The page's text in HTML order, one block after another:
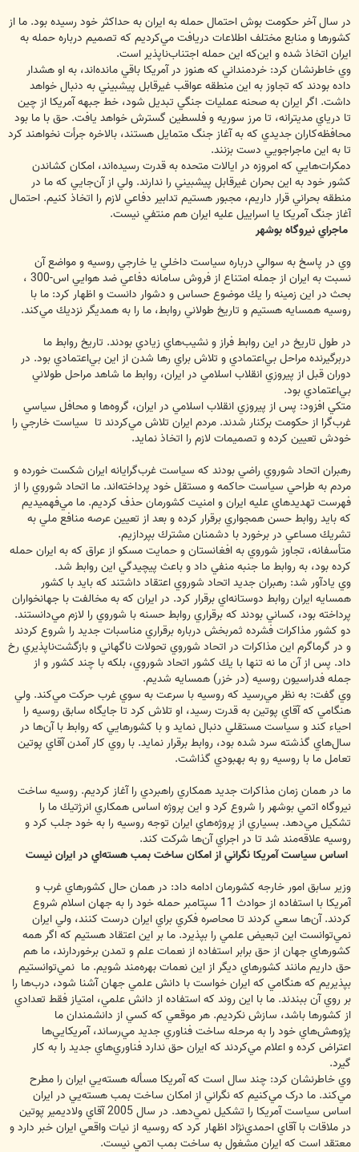
‌در ‌سال آخر حكومت ‌بوش ‌احتمال ‌حمله ‌به ‌ايران ‌به حداکثر ‌خود رسيده ‌بود. ‌ما ‌از
‌كشورها ‌و ‌منابع ‌مختلف ‌اطلاعات ‌دريافت ‌مي‌كرديم ‌كه ‌تصميم ‌درباره ‌حمله ‌به
‌ايران ‌اتخاذ ‌شده ‌و ‌اين‌كه ‌اين ‌حمله اجتناب‌ناپذير است.
وي خاطرنشان كرد: ‌خردمنداني ‌كه ‌هنوز ‌در ‌آمريكا ‌باقي ‌مانده‌اند، ‌به ‌او ‌هشدار
‌داده ‌بودند ‌كه ‌تجاوز ‌به ‌اين ‌منطقه ‌عواقب ‌غيرقابل ‌پيشبيني ‌به دنبال خواهد
‌داشت. ‌اگر ‌ايران ‌به ‌صحنه ‌عمليات ‌جنگي ‌تبديل ‌شود، ‌خط ‌جبهه ‌آمريكا ‌از ‌چين
‌تا ‌درياي ‌مديترانه، ‌تا ‌مرز ‌سوريه ‌و ‌فلسطين ‌گسترش ‌خواهد ‌يافت. ‌حق ‌با ‌ما ‌بود ‌
‌محافظه‌كاران ‌جديدي ‌كه ‌به ‌آغاز ‌جنگ ‌متمايل ‌هستند، ‌بالاخره ‌جرأت ‌نخواهند ‌كرد
تا ‌به ‌اين ‌ماجراجويي ‌دست ‌بزنند.
‌دمكرات‌هايي ‌كه امروزه ‌در ‌ايالات ‌متحده ‌به ‌قدرت ‌رسيده‌اند، ‌امكان ‌كشاندن
‌كشور ‌خود ‌به ‌اين ‌بحران ‌غيرقابل ‌پيشبيني را ‌ندارند. ‌ولي از آن‌جايي که ‌ما ‌در
‌منطقه ‌بحراني ‌قرار د‌اريم، ‌مجبور هستيم ‌تدابير ‌دفاعي لازم را ‌اتخاذ ‌كنيم. احتمال
‌آغاز ‌جنگ ‌آمريكا ‌يا ‌اسراييل ‌عليه ‌ايران ‌هم ‌منتفي ‌نيست.
ماجراي نيروگاه بوشهر
وي در پاسخ به سوالي ‌درباره ‌سياست ‌داخلي ‌يا ‌خارجي ‌روسيه ‌و ‌مواضع ‌آن
‌نسبت ‌به ‌ايران از جمله امتناع ‌از ‌فروش ‌سامانه ‌دفاعي ‌ضد ‌هوايي ‌اس-300 ‌،
بحث در اين زمينه را ‌يك ‌موضوع ‌حساس ‌و ‌دشوار دانست و اظهار كرد: ‌ما ‌با
‌روسيه ‌همسايه ‌هستيم ‌و ‌تاريخ ‌طولاني ‌روابط، ‌ما ‌را ‌به ‌همديگر نزديك مي‌كند.
در طول تاريخ ‌در اين روابط ‌فراز ‌و ‌نشيب‌هاي ‌زيادي بودند. ‌تاريخ ‌روابط ‌ما
‌دربرگيرنده ‌مراحل ‌بي‌اعتمادي ‌و ‌تلاش‌ ‌براي ‌رها ‌شدن ‌از ‌اين ‌بي‌اعتمادي ‌بود. ‌در
‌دوران ‌قبل ‌از ‌پيروزي ‌انقلاب ‌اسلامي ‌در ‌ايران، ‌روابط ‌ما ‌شاهد ‌مراحل ‌طولاني
‌بي‌اعتمادي ‌بود.‌
متكي افزود: پس ‌از ‌پيروزي ‌انقلاب ‌اسلامي ‌در ‌ايران، ‌گروه‌ها ‌و ‌محافل ‌سياسي
‌غرب‌گرا ‌از ‌حکومت ‌بركنار ‌شدند. مردم ‌ايران تلاش مي‌کردند تا ‌ سياست ‌خارجي ‌را
خودش ‌تعيين ‌كرده ‌و ‌تصميمات ‌لازم ‌را ‌اتخاذ نمايد.
‌رهبران ‌اتحاد ‌شوروي ‌راضي بودند ‌كه ‌سياست ‌غرب‌گرايانه ‌ايران ‌شكست ‌خورده ‌و
‌مردم ‌به ‌طراحي ‌سياست حاکمه و ‌مستقل ‌خود ‌پرداخته‌اند. ‌ما ‌اتحاد ‌شوروي ‌را ‌از
‌فهرست ‌تهديد‌هاي عليه ‌ايران ‌و ‌امنيت كشورمان ‌حذف ‌كرديم. ‌ما ‌مي‌فهميديم
‌كه ‌بايد ‌روابط ‌حسن ‌همجواري ‌برقرار ‌كرده ‌و ‌بعد ‌از ‌تعيين ‌عرصه ‌منافع ‌ملي ‌به
‌تشريك ‌مساعي ‌در ‌برخورد ‌با ‌دشمنان ‌مشترك بپردازيم. ‌
متأسفانه، ‌تجاوز ‌شوروي ‌به ‌افغانستان ‌و ‌حمايت مسكو ‌از ‌عراق ‌كه ‌به ‌ايران ‌حمله
‌كرده ‌بود، ‌به ‌روابط ‌ما ‌جنبه ‌منفي داد ‌و ‌باعث ‌پيچيدگي ‌اين ‌روابط ‌شد.
وي يادآور شد: رهبران ‌جديد ‌اتحاد ‌شوروي ‌اعتقاد ‌داشتند ‌كه ‌بايد ‌با ‌كشور
‌همسايه ‌ايران ‌روابط ‌دوستانه‌اي ‌برقرار ‌كرد. ‌در ‌ايران ‌كه ‌به ‌مخالفت ‌با ‌جهانخواران
‌پرداخته بود، ‌كساني ‌بودند ‌كه ‌برقراري ‌روابط ‌حسنه ‌با ‌شوروي ‌را ‌لازم ‌مي‌دانستند.
‌دو ‌كشور ‌مذاكرات ‌فشرده ‌ثمربخش ‌در‌باره ‌برقراري ‌مناسبات ‌جديد ‌را ‌شروع ‌كردند
‌و ‌در ‌گرماگرم ‌اين ‌مذاكرات ‌در ‌اتحاد ‌شوروي ‌تحولات ‌ناگهاني ‌و ‌بازگشت‌ناپذيري ‌رخ
‌داد. ‌پس ‌از ‌آن ‌ما ‌نه تنها با ‌يك ‌كشور ‌اتحاد ‌شوروي، ‌بلكه با ‌چند ‌كشور ‌و ‌از
‌جمله ‌فدراسيون ‌روسيه ‌(در ‌خزر) همسايه ‌شديم.
وي گفت: به ‌نظر مي‌رسيد ‌كه ‌روسيه ‌با ‌سرعت ‌به ‌سوي ‌غرب ‌حركت ‌مي‌كند. ‌ولي
‌هنگامي ‌كه ‌آقاي ‌پوتين ‌به ‌قدرت ‌رسيد، ‌او ‌تلاش ‌كرد تا ‌جايگاه ‌سابق ‌روسيه ‌را
‌احياء ‌كند ‌و ‌سياست ‌مستقلي ‌دنبال نمايد ‌و ‌با ‌كشورهايي ‌كه ‌روابط با ‌آن‌ها در
سال‌هاي گذشته ‌سرد ‌شده ‌بود‌، روابط ‌برقرار ‌نمايد. ‌با ‌روي ‌كار ‌آمدن ‌آقاي ‌پوتين
‌تعامل ‌ما ‌با ‌روسيه ‌رو ‌به ‌بهبودي ‌گذاشت.
‌ما ‌در ‌همان ‌زمان ‌مذاكرات ‌جديد ‌همكاري ‌راهبردي ‌را ‌آغاز ‌كرديم. ‌روسيه ‌ساخت
‌نيروگاه ‌اتمي ‌بوشهر ‌را ‌شروع ‌كرد ‌و ‌اين ‌پروژه ‌اساس ‌همكاري ‌انرژتيك ‌ما ‌را
‌تشكيل ‌مي‌دهد. ‌بسياري ‌از ‌پروژه‌هاي ‌ايران ‌توجه ‌روسيه ‌را ‌به ‌خود ‌جلب ‌كرد و
روسيه علاقه‌مند شد تا ‌در ‌اجراي ‌آن‌ها ‌شركت ‌كند.
اساس سياست ‌آمريكا ‌نگراني از ‌امكان ساخت ‌بمب ‌هسته‌اي ‌در ‌ايران‌ نيست
وزير سابق امور خارجه كشورمان ادامه داد: در ‌همان ‌حال ‌كشورهاي ‌غرب ‌و
‌آمريكا با استفاده از ‌حوادث ‌11 ‌سپتامبر ‌حمله ‌خود ‌را ‌به ‌جهان ‌اسلام ‌شروع
‌كردند. ‌آن‌ها سعي ‌كردند ‌تا ‌محاصره ‌فکري براي ‌ايران ‌درست ‌كنند، ‌ولي ‌ايران
نمي‌توانست ‌اين ‌تبعيض ‌علمي ‌را ‌بپذيرد. ‌ما ‌بر اين ‌اعتقاد ‌هستيم ‌كه ‌اگر ‌همه
‌كشورهاي ‌جهان ‌از ‌حق ‌برابر ‌استفاده ‌از ‌نعمات ‌علم ‌و ‌تمدن ‌برخوردارند، ‌ما هم
‌حق ‌داريم ‌مانند ‌كشورهاي ‌ديگر ‌از ‌اين ‌نعمات ‌بهره‌مند شويم. ‌ما ‌ نمي‌توانستيم
بپذيريم ‌كه ‌هنگامي ‌كه ‌ايران ‌خواست ‌با ‌دانش ‌علمي ‌جهان ‌آشنا ‌شود، ‌درب‌ها ‌را
‌بر ‌روي ‌آن ‌ببندند. ‌ما ‌با اين روند كه ‌استفاده ‌از ‌دانش ‌علمي، ‌امتياز فقط ‌تعدادي
‌از ‌كشورها باشد، ‌سازش ‌نكرديم. ‌هر ‌موقعي ‌كه ‌كسي ‌از ‌دانشمندان ‌ما
‌پژوهش‌هاي ‌خود ‌را ‌به ‌مرحله ‌ساخت ‌فناوري ‌جديد ‌مي‌رساند، ‌آمريكايي‌ها
‌اعتراض ‌كرده ‌و ‌اعلام ‌مي‌کردند ‌كه ‌ايران ‌حق ‌ندارد ‌فناوري‌هاي ‌جديد ‌را ‌به كار
گيرد.
وي خاطرنشان كرد: چند ‌سال ‌است ‌كه ‌آمريكا ‌مسأله ‌هسته‌يي ‌ايران ‌را ‌مطرح
‌مي‌كند. ‌ما درک ‌مي‌کنيم ‌كه ‌نگراني ‌از ‌امكان ساخت ‌بمب ‌هسته‌يي ‌در ‌ايران‌
‌اساس ‌سياست ‌آمريكا ‌را ‌تشكيل نمي‌دهد. ‌در ‌سال ‌2005 ‌آقاي ‌ولاديمير ‌پوتين
‌در ‌ملاقات ‌با ‌آقاي ‌احمدي‌نژاد ‌اظهار كرد ‌كه ‌روسيه ‌از ‌نيات ‌واقعي ‌ايران ‌خبر ‌دارد ‌و
‌معتقد ‌است ‌كه ‌ايران ‌مشغول به ‌ساخت ‌بمب ‌اتمي ‌نيست.